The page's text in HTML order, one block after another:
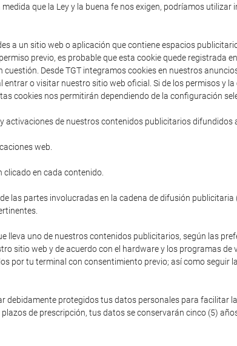
medida que la Ley y la buena fe nos exigen, podríamos
a un sitio web o aplicación que contiene espacios
previo, es probable que esta cookie quede registrada
cuestión. Desde TGT integramos cookies en nuestros
o visitar nuestro sitio web oficial. Si de los permisos y
cookies nos permitirán dependiendo de la configuración
activaciones de nuestros contenidos publicitarios difundidos
web.
clicado en cada contenido.
las partes involucradas en la cadena de difusión
lleva uno de nuestros contenidos publicitarios, según las
sitio web y de acuerdo con el hardware y los programas
por tu terminal con consentimiento previo; así como
debidamente protegidos tus datos personales para facilitar
de prescripción, tus datos se conservarán cinco (5)